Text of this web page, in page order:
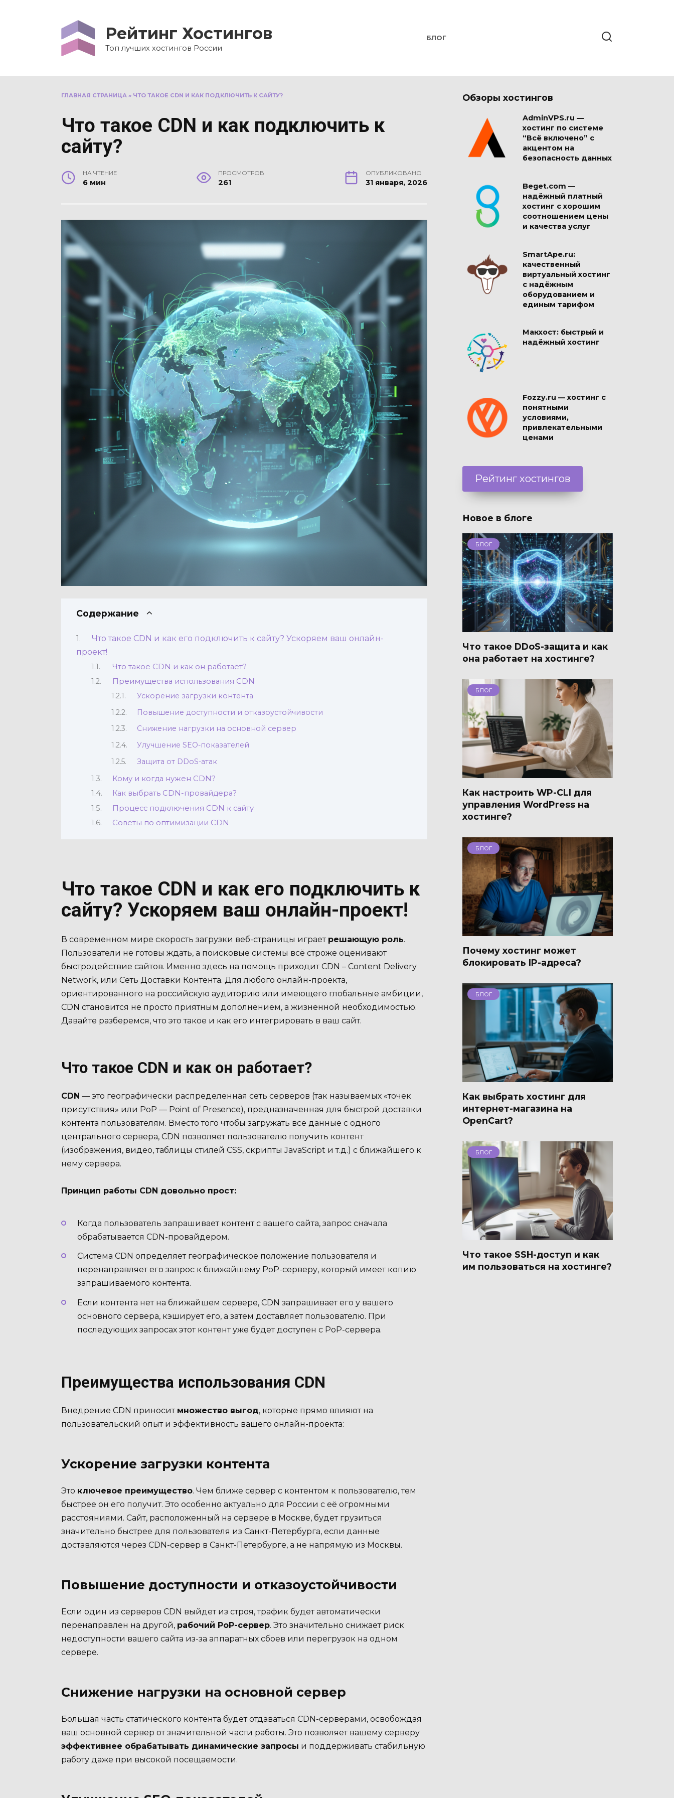
Рейтинг Хостингов
Топ лучших хостингов России
БЛОГ
ГЛАВНАЯ СТРАНИЦА » ЧТО ТАКОЕ CDN И КАК ПОДКЛЮЧИТЬ К САЙТУ?
Что такое CDN и как подключить к
сайту?
НА ЧТЕНИЕ
6 мин
ПРОСМОТРОВ
261
ОПУБЛИКОВАНО
31 января, 2026
Содержание
Что такое CDN и как его подключить к сайту? Ускоряем ваш онлайн-
проект!
Что такое CDN и как он работает?
Преимущества использования CDN
Ускорение загрузки контента
Повышение доступности и отказоустойчивости
Снижение нагрузки на основной сервер
Улучшение SEO-показателей
Защита от DDoS-атак
Кому и когда нужен CDN?
Как выбрать CDN-провайдера?
Процесс подключения CDN к сайту
Советы по оптимизации CDN
Что такое CDN и как его подключить к
сайту? Ускоряем ваш онлайн-проект!
В современном мире скорость загрузки веб-страницы играет решающую роль.
Пользователи не готовы ждать, а поисковые системы всё строже оценивают
быстродействие сайтов. Именно здесь на помощь приходит CDN – Content Delivery
Network, или Сеть Доставки Контента. Для любого онлайн-проекта,
ориентированного на российскую аудиторию или имеющего глобальные амбиции,
CDN становится не просто приятным дополнением, а жизненной необходимостью.
Давайте разберемся, что это такое и как его интегрировать в ваш сайт.
Что такое CDN и как он работает?
CDN — это географически распределенная сеть серверов (так называемых «точек
присутствия» или PoP — Point of Presence), предназначенная для быстрой доставки
контента пользователям. Вместо того чтобы загружать все данные с одного
центрального сервера, CDN позволяет пользователю получить контент
(изображения, видео, таблицы стилей CSS, скрипты JavaScript и т.д.) с ближайшего к
нему сервера.
Принцип работы CDN довольно прост:
Когда пользователь запрашивает контент с вашего сайта, запрос сначала
обрабатывается CDN-провайдером.
Система CDN определяет географическое положение пользователя и
перенаправляет его запрос к ближайшему PoP-серверу, который имеет копию
запрашиваемого контента.
Если контента нет на ближайшем сервере, CDN запрашивает его у вашего
основного сервера, кэширует его, а затем доставляет пользователю. При
последующих запросах этот контент уже будет доступен с PoP-сервера.
Преимущества использования CDN
Внедрение CDN приносит множество выгод, которые прямо влияют на
пользовательский опыт и эффективность вашего онлайн-проекта:
Ускорение загрузки контента
Это ключевое преимущество. Чем ближе сервер с контентом к пользователю, тем
быстрее он его получит. Это особенно актуально для России с её огромными
расстояниями. Сайт, расположенный на сервере в Москве, будет грузиться
значительно быстрее для пользователя из Санкт-Петербурга, если данные
доставляются через CDN-сервер в Санкт-Петербурге, а не напрямую из Москвы.
Повышение доступности и отказоустойчивости
Если один из серверов CDN выйдет из строя, трафик будет автоматически
перенаправлен на другой, рабочий PoP-сервер. Это значительно снижает риск
недоступности вашего сайта из-за аппаратных сбоев или перегрузок на одном
сервере.
Снижение нагрузки на основной сервер
Большая часть статического контента будет отдаваться CDN-серверами, освобождая
ваш основной сервер от значительной части работы. Это позволяет вашему серверу
эффективнее обрабатывать динамические запросы и поддерживать стабильную
работу даже при высокой посещаемости.
Обзоры хостингов
AdminVPS.ru —
хостинг по системе
“Всё включено” с
акцентом на
безопасность данных
Beget.com —
надёжный платный
хостинг с хорошим
соотношением цены
и качества услуг
SmartApe.ru:
качественный
виртуальный хостинг
с надёжным
оборудованием и
единым тарифом
Макхост: быстрый и
надёжный хостинг
Fozzy.ru — хостинг с
понятными
условиями,
привлекательными
ценами
Рейтинг хостингов
Новое в блоге
БЛОГ
Что такое DDoS-защита и как
она работает на хостинге?
БЛОГ
Как настроить WP-CLI для
управления WordPress на
хостинге?
БЛОГ
Почему хостинг может
блокировать IP-адреса?
БЛОГ
Как выбрать хостинг для
интернет-магазина на
OpenCart?
БЛОГ
Что такое SSH-доступ и как
им пользоваться на хостинге?